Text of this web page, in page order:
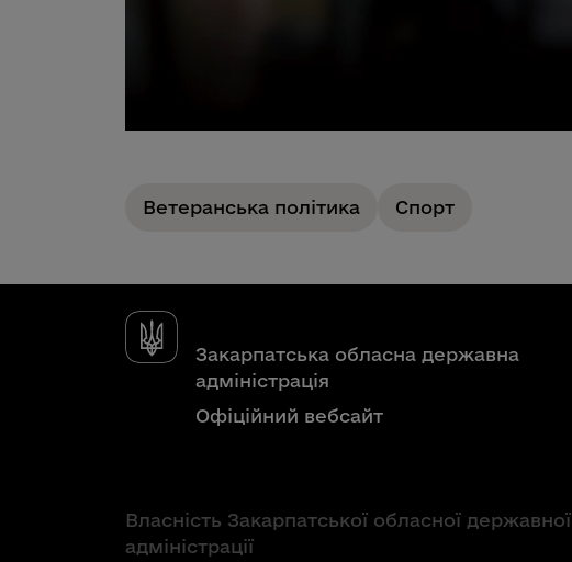
Ветеранська політика Спорт
Закарпатська обласна державна
адміністрація
Офіційний вебсайт
Власність Закарпатської обласної державної
адміністрації